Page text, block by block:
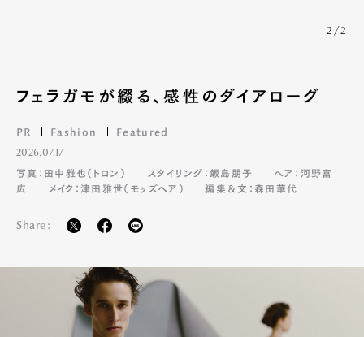
2/2
フェラガモが綴る、感性のダイアローグ
PR Fashion Featured
2026.07.17
写真：田中雅也（トロン）
スタイリング：飯島朋子
ヘア：河野富
広
メイク：津田雅世（モッズヘア） 編集＆文：森田華代
Share: